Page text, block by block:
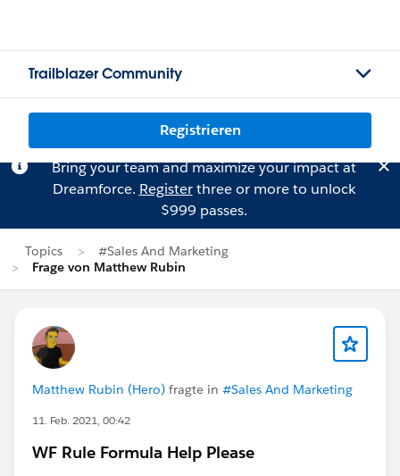
Trailblazer Community
Registrieren
Bring your team and maximize your impact at
Dreamforce. Registerthree or more to unlock
$999 passes.
Topics
#Sales And Marketing
Frage von Matthew Rubin
Matthew Rubin (Hero) fragte in #Sales And Marketing
11. Feb. 2021, 00:42
WF Rule Formula Help Please